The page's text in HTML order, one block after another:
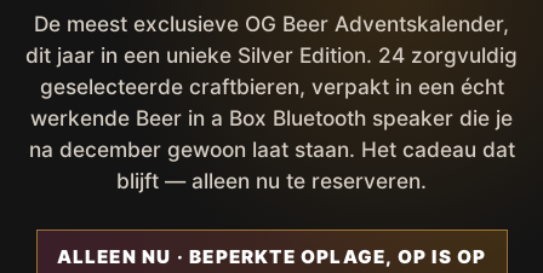
De meest exclusieve OG Beer Adventskalender,
dit jaar in een unieke Silver Edition. 24 zorgvuldig
geselecteerde craftbieren, verpakt in een écht
werkende Beer in a Box Bluetooth speaker die je
na december gewoon laat staan. Het cadeau dat
blijft — alleen nu te reserveren.
ALLEEN NU · BEPERKTE OPLAGE, OP IS OP